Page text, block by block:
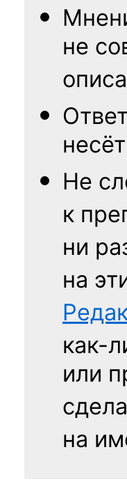
не
Не
к
ни
на
как-
или
на